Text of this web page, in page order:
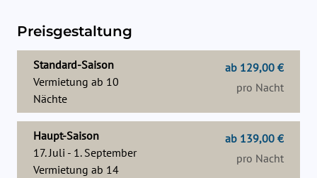
Preisgestaltung
Standard-Saison
Vermietung ab 10
Nächte
ab 129,00 €
pro Nacht
Haupt-Saison
17. Juli - 1. September
Vermietung ab 14
ab 139,00 €
pro Nacht